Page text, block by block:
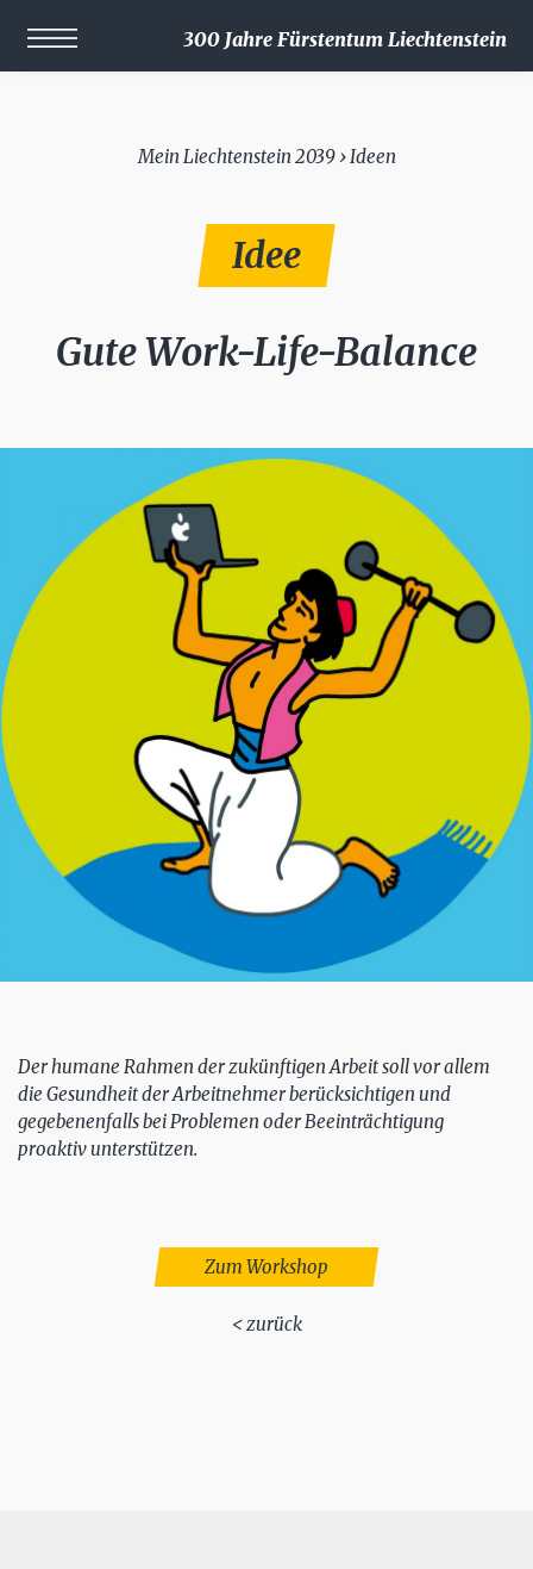
300 Jahre Fürstentum Liechtenstein
Mein Liechtenstein 2039 › Ideen
Idee
Gute Work-Life-Balance
Der humane Rahmen der zukünftigen Arbeit soll vor allem
die Gesundheit der Arbeitnehmer berücksichtigen und
gegebenenfalls bei Problemen oder Beeinträchtigung
proaktiv unterstützen.
Zum Workshop
< zurück